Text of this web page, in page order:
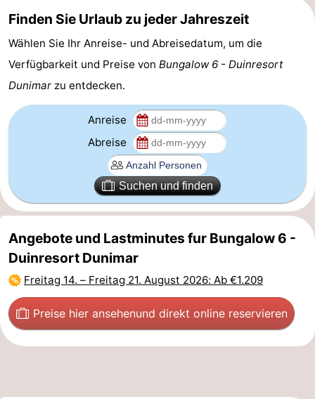
-
Leiden
Bollenstreek
Duin
Scheveningen
Den
Haag
-
Rotterdam
-
Rockanje
Wetter
Kontakt
Finden Sie Urlaub zu jeder Jahreszeit
Wählen Sie Ihr Anreise- und Abreisedatum, um die
Verfügbarkeit und Preise von Bungalow 6 - Duinresort
Dunimar zu entdecken.
Anreise
Abreise
Suchen und finden
Angebote und Lastminutes fur Bungalow 6 -
Duinresort Dunimar
Freitag 14. – Freitag 21. August 2026: Ab €1.209
Preise hier ansehenund direkt online reservieren